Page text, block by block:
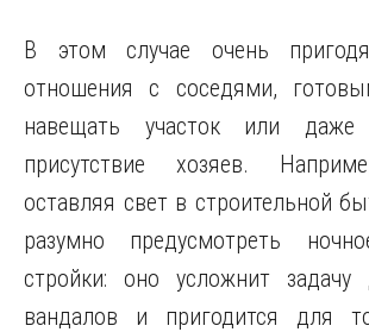
В этом случае очень
отношения с соседями,
навещать участок или даже
присутствие хозяев.
оставляя свет в строительной
разумно предусмотреть
стройки: оно усложнит
вандалов и пригодится для